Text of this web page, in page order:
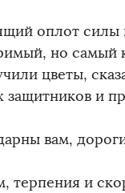
оплот силы
но самый
цветы,
защитников и
вам,
терпения и